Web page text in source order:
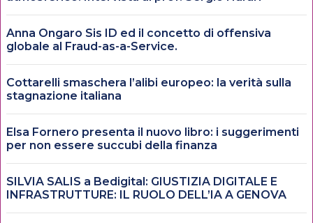
Anna Ongaro Sis ID ed il concetto di offensiva
globale al Fraud-as-a-Service.
Cottarelli smaschera l’alibi europeo: la verità sulla
stagnazione italiana
Elsa Fornero presenta il nuovo libro: i suggerimenti
per non essere succubi della finanza
SILVIA SALIS a Bedigital: GIUSTIZIA DIGITALE E
INFRASTRUTTURE: IL RUOLO DELL’IA A GENOVA